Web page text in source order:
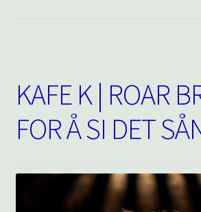
KAFE K | ROAR
FOR Å SI DET